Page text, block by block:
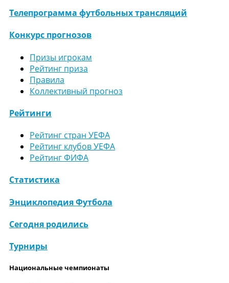
Телепрограмма футбольных трансляций
Конкурс прогнозов
Призы игрокам
Рейтинг приза
Правила
Коллективный прогноз
Рейтинги
Рейтинг стран УЕФА
Рейтинг клубов УЕФА
Рейтинг ФИФА
Статистика
Энциклопедия Футбола
Сегодня родились
Турниры
Национальные чемпионаты